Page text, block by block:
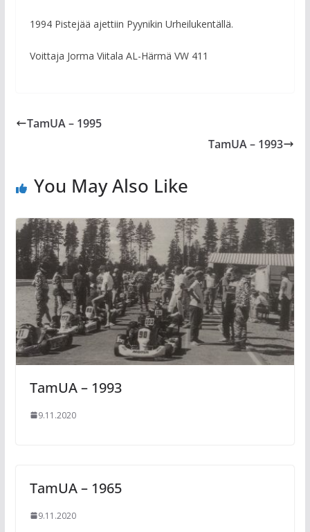
1994 Pistejää ajettiin Pyynikin Urheilukentällä.
Voittaja Jorma Viitala AL-Härmä VW 411
TamUA – 1995
TamUA – 1993
You May Also Like
TamUA – 1993
9.11.2020
TamUA – 1965
9.11.2020